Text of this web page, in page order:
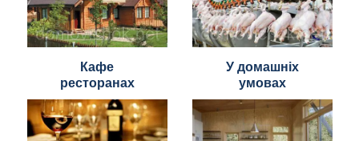
Кафе
ресторанах
У домашніх
умовах